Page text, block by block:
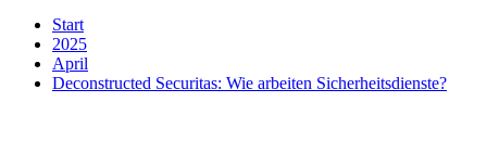
Start
2025
April
Deconstructed Securitas: Wie arbeiten Sicherheitsdienste?